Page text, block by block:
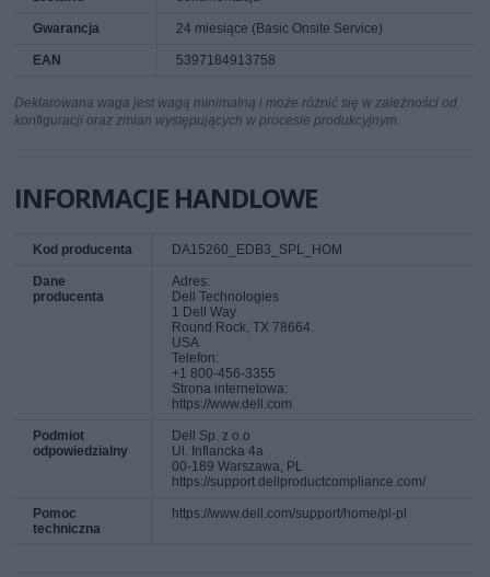
Gwarancja 24 miesiące (Basic Onsite Service)
EAN 5397184913758
Deklarowana waga jest wagą minimalną i może różnić się w zależności od
konfiguracji oraz zmian występujących w procesie produkcyjnym.
INFORMACJE HANDLOWE
Kod producenta DA15260_EDB3_SPL_HOM
Dane
producenta
Adres:
Dell Technologies
1 Dell Way
Round Rock, TX 78664.
USA
Telefon:
+1 800-456-3355
Strona internetowa:
https://www.dell.com
Podmiot
odpowiedzialny
Dell Sp. z o.o
Ul. Inflancka 4a
00-189 Warszawa, PL
https://support.dellproductcompliance.com/
Pomoc
techniczna
https://www.dell.com/support/home/pl-pl